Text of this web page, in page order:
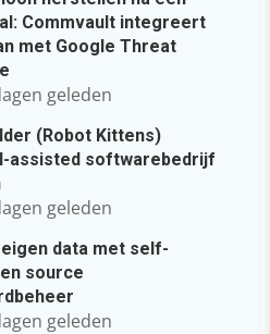
Commvault integreert
met Google Threat
geleden
(Robot Kittens)
assisted softwarebedrijf
geleden
data met self-
source
geleden